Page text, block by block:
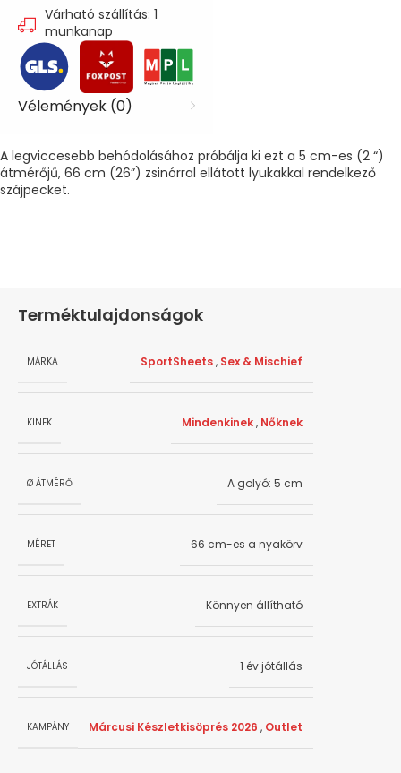
Várható szállítás: 1
munkanap
Vélemények (0)
A legviccesebb behódolásához próbálja ki ezt a 5 cm-es (2 “)
átmérőjű, 66 cm (26”) zsinórral ellátott lyukakkal rendelkező
szájpecket.
Terméktulajdonságok
MÁRKA SportSheets, Sex & Mischief
KINEK Mindenkinek, Nőknek
Ø ÁTMÉRŐ A golyó: 5 cm
MÉRET 66 cm-es a nyakörv
EXTRÁK Könnyen állítható
JÓTÁLLÁS 1 év jótállás
KAMPÁNY Márcusi Készletkisöprés 2026 , Outlet